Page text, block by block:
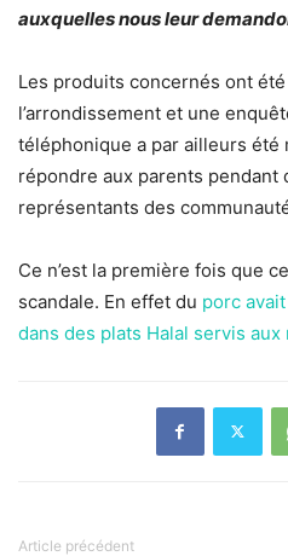
auxquelles nous leur
Les produits concernés ont
l’arrondissement et une
téléphonique a par ailleurs été
répondre aux parents pendant
représentants des
Ce n’est la première fois que
scandale. En effet du porc
dans des plats Halal servis aux
Article précédent